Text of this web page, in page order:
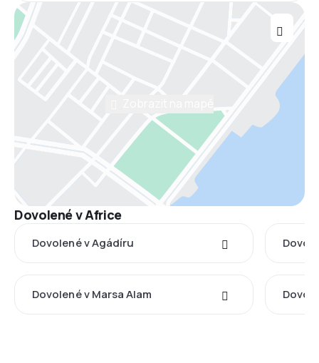
Dovolené v Africe
Dovolené v Agádíru
Dovolené v Marsa Alam